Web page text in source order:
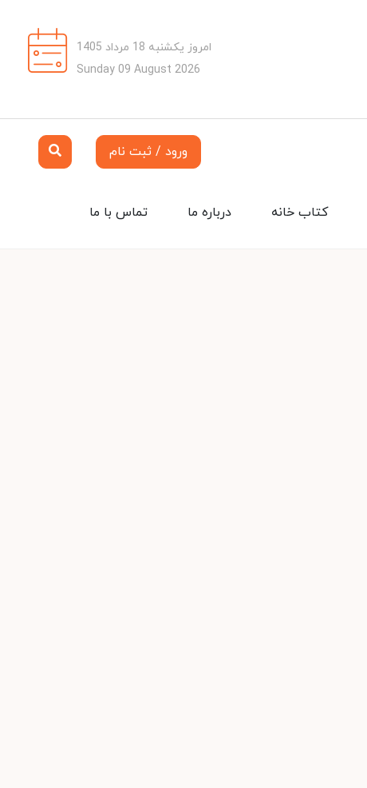
امروز یکشنبه 18 مرداد 1405
Sunday 09 August 2026
ورود / ثبت نام
تماس با ما درباره ما کتاب خانه